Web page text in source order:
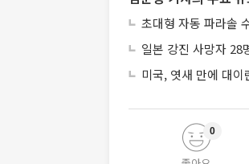
초대형 자동 파라솔
일본 강진 사망자
미국, 엿새 만에 대
0